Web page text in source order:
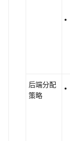
后端分配
策略